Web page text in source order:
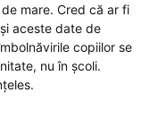
mare. Cred că ar fi
aceste date de
copiilor se
nu în școli.